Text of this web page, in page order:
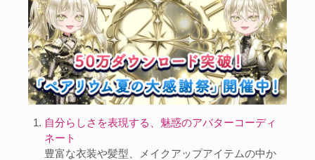
自分らしさを表現する、魅惑のアバターコーディ
ネート
豊富な衣装や髪型、メイクアップアイテムの中か